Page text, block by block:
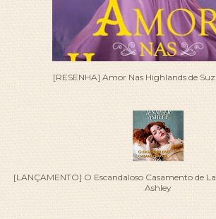
[RESENHA] Amor Nas Highlands de
[LANÇAMENTO] O Escandaloso Casamento de
Ashley